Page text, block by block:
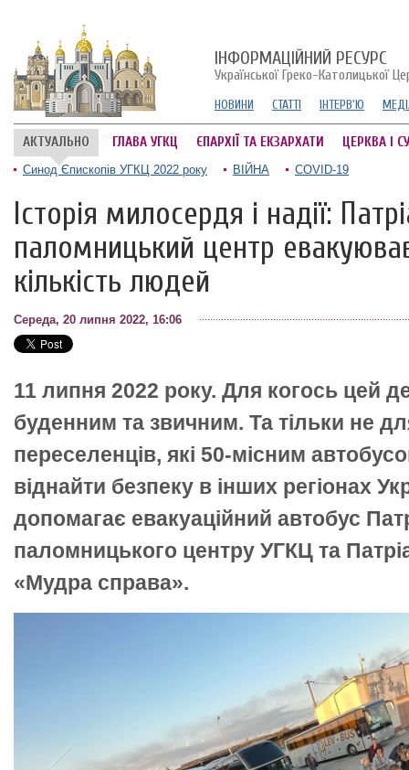
ІНФОРМАЦІЙНИЙ РЕСУРС
Української Греко-Католицької
НОВИНИ СТАТТІ ІНТЕРВ'Ю
АКТУАЛЬНО ГЛАВА УГКЦ ЄПАРХІЇ ТА ЕКЗАРХАТИ ЦЕРКВА І
Синод Єпископів УГКЦ 2022 року ВІЙНА COVID-19
Історія милосердя і надії:
паломницький центр
кількість людей
Середа, 20 липня 2022, 16:06
11 липня 2022 року. Для когось цей
буденним та звичним. Та тільки не
переселенців, які 50-місним
віднайти безпеку в інших регіонах
допомагає евакуаційний автобус
паломницького центру УГКЦ та
«Мудра справа».